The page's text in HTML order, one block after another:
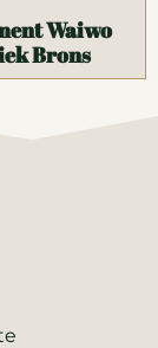
Waiwo
Brons